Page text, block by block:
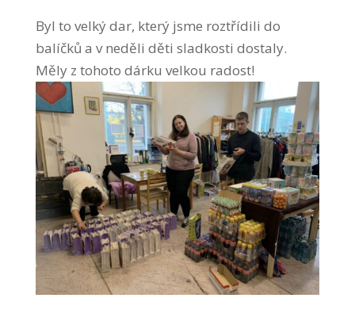
Byl to velký dar, který jsme roztřídili do
balíčků a v neděli děti sladkosti dostaly.
Měly z tohoto dárku velkou radost!